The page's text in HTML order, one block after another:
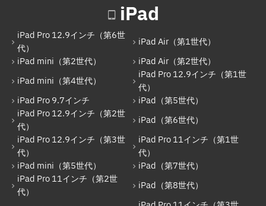
iPad Pro 12.9インチ（第3世代）
iPad Pro 11インチ（第1世代）
iPad mini（第5世代）
iPad（第7世代）
iPad Air（第4世代）
iPad
iPad Pro 12.9インチ（第6世
代）
iPad Air（第1世代）
iPad mini（第2世代）
iPad Air（第2世代）
iPad mini（第4世代）
iPad Pro 12.9インチ（第1世
代）
iPad Pro 9.7インチ
iPad（第5世代）
iPad Pro 12.9インチ（第2世
代）
iPad（第6世代）
iPad Pro 12.9インチ（第3世
代）
iPad Pro 11インチ（第1世
代）
iPad mini（第5世代）
iPad（第7世代）
iPad Pro 11インチ（第2世
代）
iPad（第8世代）